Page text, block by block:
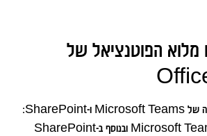
מלוא הפוטנציאל של
של Microsoft Teams ו-
SharePoint:
השתמשו ב-Microsoft Teams ובנוסף ב-SharePoint